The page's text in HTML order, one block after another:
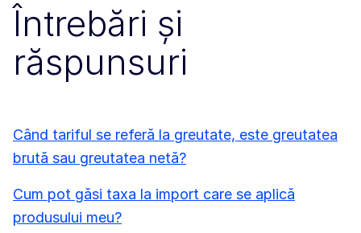
Întrebări și
răspunsuri
Când tariful se referă la greutate, este greutatea
brută sau greutatea netă?
Cum pot găsi taxa la import care se aplică
produsului meu?